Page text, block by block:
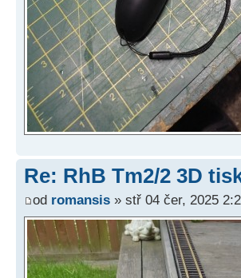
Re: RhB Tm2/2 3D
od romansis » stř 04 čer, 2025